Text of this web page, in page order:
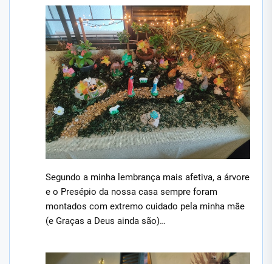
Segundo a minha lembrança mais afetiva, a árvore
e o Presépio da nossa casa sempre foram
montados com extremo cuidado pela minha mãe
(e Graças a Deus ainda são)…